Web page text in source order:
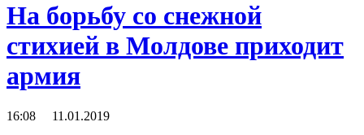
На борьбу со снежной
стихией в Молдове приходит
армия
16:08 11.01.2019